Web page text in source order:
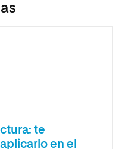
te
en el